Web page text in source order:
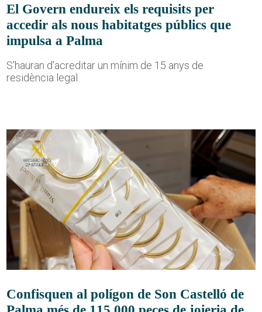
El Govern endureix els requisits per
accedir als nous habitatges públics que
impulsa a Palma
S'hauran d'acreditar un mínim de 15 anys de
residència legal
Confisquen al polígon de Son Castelló de